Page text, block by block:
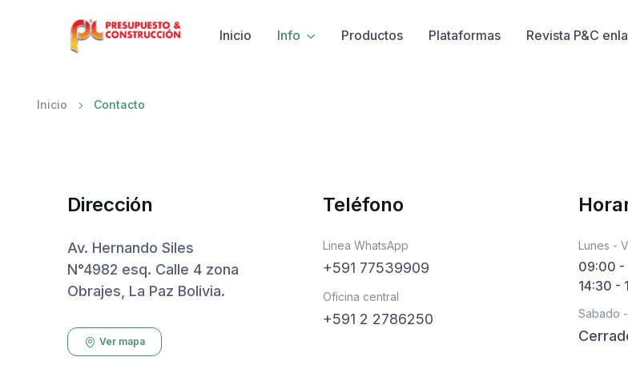
Inicio Info Productos Plataformas Revista P&C
Inicio Contacto
Dirección
Av. Hernando Siles
N°4982 esq. Calle 4 zona
Obrajes, La Paz Bolivia.
Ver mapa
Teléfono
Linea WhatsApp
+591 77539909
Oficina central
+591 2 2786250
Lunes -
09:00 -
14:30 -
Sabado